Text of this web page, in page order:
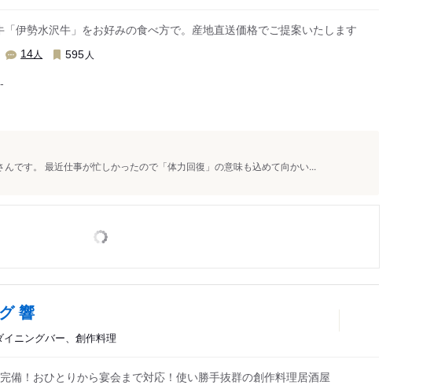
伊勢水沢牛」をお好みの食べ方で。産地直送価格でご提案いたします
14人 595 人
-
んです。 最近仕事が忙しかったので「体力回復」の意味も込めて向かい...
響
ニングバー、創作料理
備！おひとりから宴会まで対応！使い勝手抜群の創作料理居酒屋